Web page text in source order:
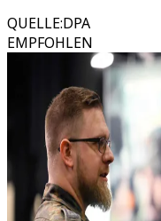
QUELLE:DPA
EMPFOHLEN